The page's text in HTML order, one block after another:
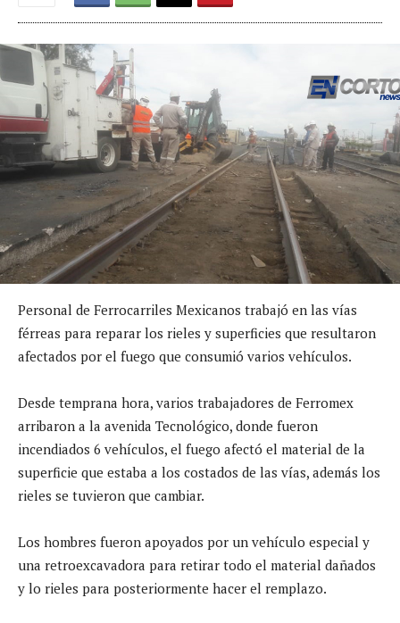
Personal de Ferrocarriles Mexicanos trabajó en las vías
férreas para reparar los rieles y superficies que resultaron
afectados por el fuego que consumió varios vehículos.
Desde temprana hora, varios trabajadores de Ferromex
arribaron a la avenida Tecnológico, donde fueron
incendiados 6 vehículos, el fuego afectó el material de la
superficie que estaba a los costados de las vías, además los
rieles se tuvieron que cambiar.
Los hombres fueron apoyados por un vehículo especial y
una retroexcavadora para retirar todo el material dañados
y lo rieles para posteriormente hacer el remplazo.